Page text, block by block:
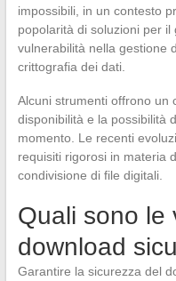
impossibili, in un contesto
popolarità di soluzioni per
vulnerabilità nella gestione
crittografia dei dati.
Alcuni strumenti offrono un
disponibilità e la possibilità
momento. Le recenti
requisiti rigorosi in materia
condivisione di file digitali.
Quali sono le
download
Garantire la sicurezza del